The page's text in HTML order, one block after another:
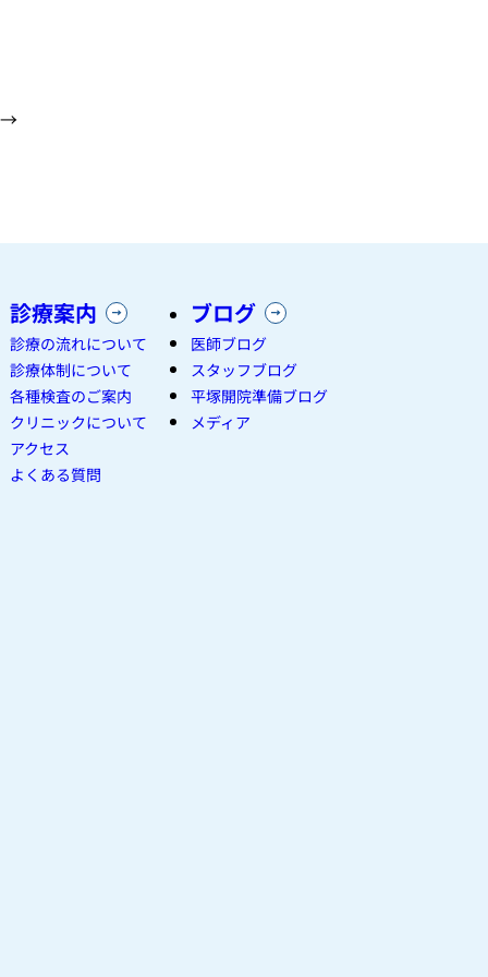
→
診療案内
診療の流れについて
診療体制について
各種検査のご案内
クリニックについて
アクセス
よくある質問
ブログ
医師ブログ
スタッフブログ
平塚開院準備ブログ
メディア